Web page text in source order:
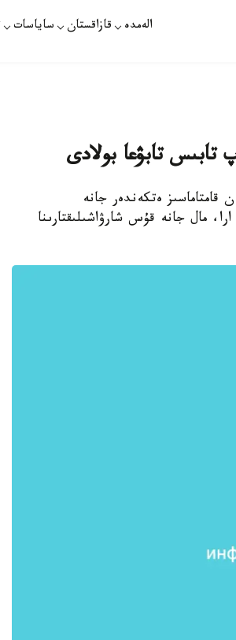
الەمدە قازاقستان ساياسات
تابۋعا بولادى
ەتكەندەر جانە
مال جانە قۇس شارۋاشىلىقتارىنا